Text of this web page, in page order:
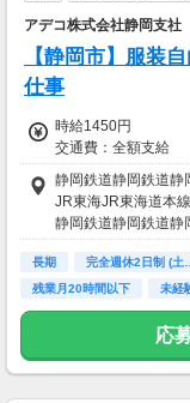
アデコ株式会社静岡支社
【静岡市】服装
仕事
時給1450円
交通費：全額支給
静岡鉄道静岡鉄道静
JR東海JR東海道本
静岡鉄道静岡鉄道静
長期 完全週休2日制 (土…
残業月20時間以下
未経
交通費支給
応